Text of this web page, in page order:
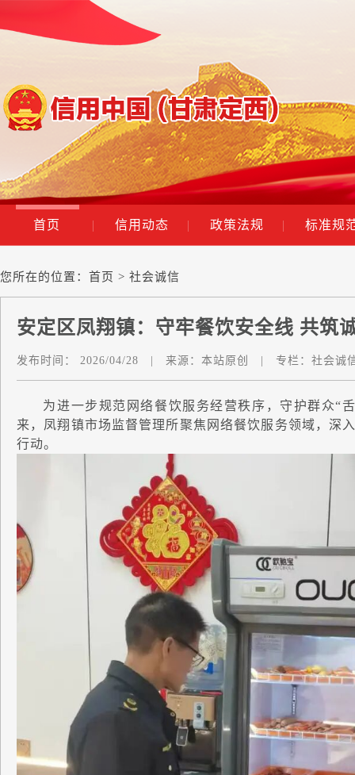
首页 | 信用动态 | 政策法规 | 标准规
您所在的位置： 首页 > 社会诚信
安定区凤翔镇：守牢餐饮安全线 共筑
发布时间： 2026/04/28 来源： 本站原创 专栏： 社会诚
为进一步规范网络餐饮服务经营秩序，守护群众“
来，凤翔镇市场监督管理所聚焦网络餐饮服务领域，深
行动。